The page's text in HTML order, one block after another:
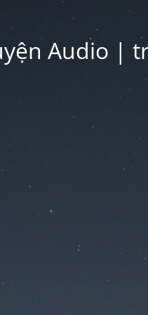
Audio |